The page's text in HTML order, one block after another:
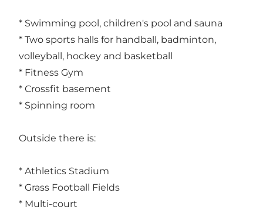
* Swimming pool, children's pool and sauna
* Two sports halls for handball, badminton,
volleyball, hockey and basketball
* Fitness Gym
* Crossfit basement
* Spinning room
Outside there is:
* Athletics Stadium
* Grass Football Fields
* Multi-court